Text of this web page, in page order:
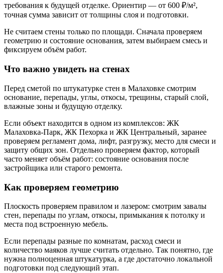
требования к будущей отделке. Ориентир — от 600 ₽/м²,
точная сумма зависит от толщины слоя и подготовки.
Не считаем стены только по площади. Сначала проверяем
геометрию и состояние основания, затем выбираем смесь и
фиксируем объём работ.
Что важно увидеть на стенах
Перед сметой по штукатурке стен в Малаховке смотрим
основание, перепады, углы, откосы, трещины, старый слой,
влажные зоны и будущую отделку.
Если объект находится в одном из комплексов: ЖК
Малаховка-Парк, ЖК Пехорка и ЖК Центральный, заранее
проверяем регламент дома, лифт, разгрузку, место для смеси и
защиту общих зон. Отдельно проверяем фактор, который
часто меняет объём работ: состояние основания после
застройщика или старого ремонта.
Как проверяем геометрию
Плоскость проверяем правилом и лазером: смотрим завалы
стен, перепады по углам, откосы, примыкания к потолку и
места под встроенную мебель.
Если перепады разные по комнатам, расход смеси и
количество маяков лучше считать отдельно. Так понятно, где
нужна полноценная штукатурка, а где достаточно локальной
подготовки под следующий этап.